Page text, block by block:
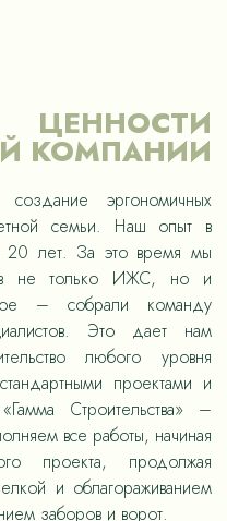
ЦЕННОСТИ
КОМПАНИИ
эргономичных
семьи. Наш опыт в
20 лет. За это время мы
не только ИЖС, но и
– собрали команду
Это дает нам
любого уровня
проектами и
Строительства» –
все работы, начиная
проекта, продолжая
и облагораживанием
заборов и ворот.